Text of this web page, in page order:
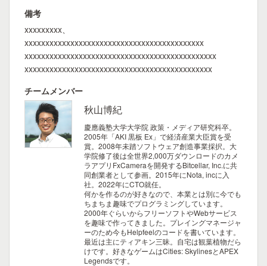
備考
xxxxxxxxx、
xxxxxxxxxxxxxxxxxxxxxxxxxxxxxxxxxxxxxxxxxxx
xxxxxxxxxxxxxxxxxxxxxxxxxxxxxxxxxxxxxxxxxxxxxx
xxxxxxxxxxxxxxxxxxxxxxxxxxxxxxxxxxxxxxxxxxxxx
チームメンバー
秋山博紀
慶應義塾大学大学院 政策・メディア研究科卒。
2005年「AKI 黒板 Ex」で経済産業大臣賞を受
賞。2008年未踏ソフトウェア創造事業採択。大
学院修了後は全世界2,000万ダウンロードのカメ
ラアプリFxCameraを開発するBitcellar, Inc.に共
同創業者として参画。2015年にNota, incに入
社。2022年にCTO就任。
何かを作るのが好きなので、本業とは別に今でも
ちまちま趣味でプログラミングしています。
2000年ぐらいからフリーソフトやWebサービス
を趣味で作ってきました。プレイングマネージャ
ーのため今もHelpfeelのコードを書いています。
最近は主にティアキン三昧。自宅は観葉植物だら
けです。好きなゲームはCities: SkylinesとAPEX
Legendsです。